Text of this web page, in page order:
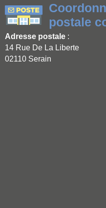
postale
Adresse postale :
14 Rue De La Liberte
02110 Serain